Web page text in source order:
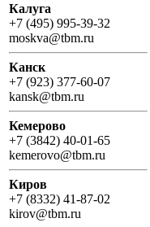
Калуга
+7 (495) 995-39-32
moskva@tbm.ru
Канск
+7 (923) 377-60-07
kansk@tbm.ru
Кемерово
+7 (3842) 40-01-65
kemerovo@tbm.ru
Киров
+7 (8332) 41-87-02
kirov@tbm.ru